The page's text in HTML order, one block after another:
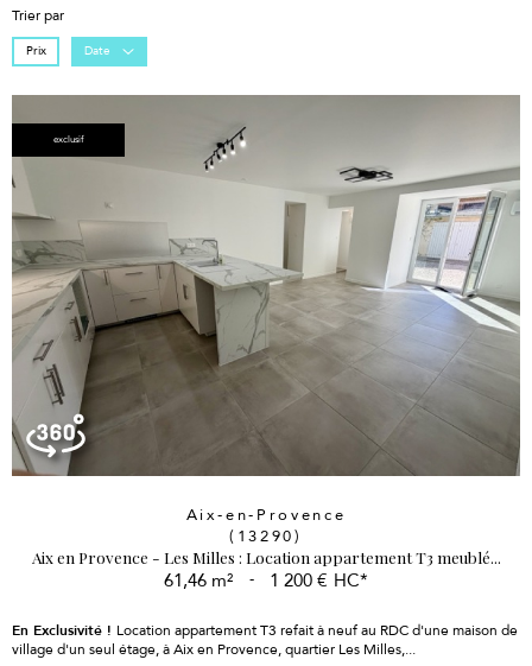
Trier par
Prix Date
exclusif
Aix-en-Provence
(13290)
Aix en Provence - Les Milles : Location appartement T3 meublé...
61,46 m² - 1 200 € HC*
En Exclusivité ! Location appartementT3 refait à neuf au RDC d'une maison de
village d'un seul étage, à Aix en Provence, quartier Les Milles,...